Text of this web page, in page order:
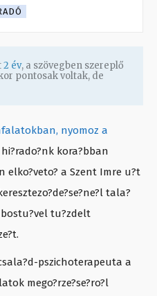
2 év, a szövegben szereplő
pontosak voltak, de
nyomoz a
kora?bban
elko?veto? a Szent Imre u?t
tala?
tu?zdelt
pszichoterapeuta a
mego?rze?se?ro?l